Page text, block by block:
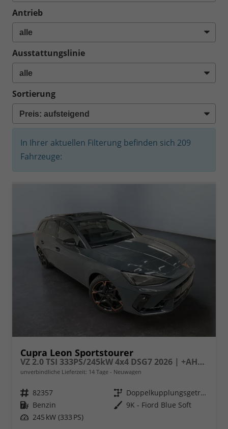
Antrieb
Ausstattungslinie
Sortierung
In Ihrer aktuellen Filterung befinden sich 209
Fahrzeuge:
Cupra Leon Sportstourer
VZ 2.0 TSI 333PS/245kW 4x4 DSG7 2026 | +AHK +PANO +NAVI +Matrix +Immersive +5J Erw. Garantie
unverbindliche Lieferzeit: 14 Tage Neuwagen
Fahrzeugnr. 82357 Getriebe
Doppelkupplungsgetriebe (DSG)
Kraftstoff Benzin Außenfarbe 9K - Fiord Blue Soft
Leistung 245 kW (333 PS)